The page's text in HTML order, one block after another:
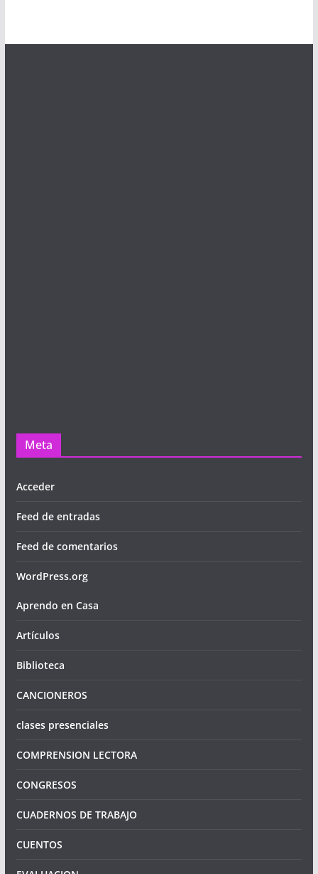
Meta
Acceder
Feed de entradas
Feed de comentarios
WordPress.org
Aprendo en Casa
Artículos
Biblioteca
CANCIONEROS
clases presenciales
COMPRENSION LECTORA
CONGRESOS
CUADERNOS DE TRABAJO
CUENTOS